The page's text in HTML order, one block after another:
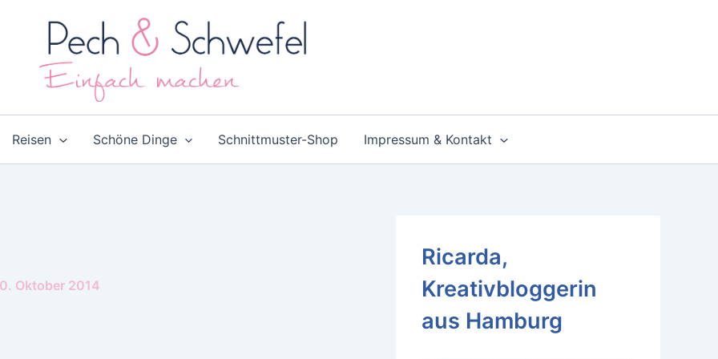
Reisen Schöne Dinge Schnittmuster-Shop Impressum & Kontakt
Oktober 2014
Ricarda,
Kreativbloggerin
aus Hamburg